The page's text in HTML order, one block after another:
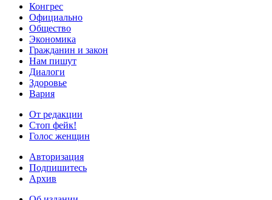
Конгрес
Официально
Общество
Экономика
Гражданин и закон
Нам пишут
Диалоги
Здоровье
Вария
От редакции
Стоп фейк!
Голос женщин
Авторизация
Подпишитесь
Архив